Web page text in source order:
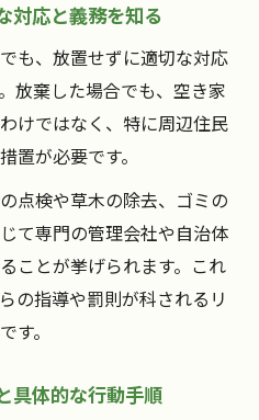
対応と義務を知る
も、放置せずに適切な対応
放棄した場合でも、空き家
けではなく、特に周辺住民
置が必要です。
点検や草木の除去、ゴミの
て専門の管理会社や自治体
ことが挙げられます。これ
の指導や罰則が科されるリ
す。
具体的な行動手順